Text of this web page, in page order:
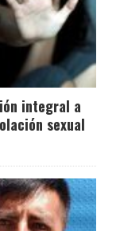
integral a
sexual